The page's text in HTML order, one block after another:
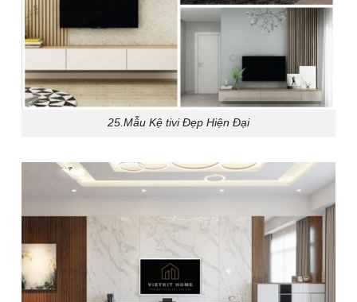
25.Mẫu Kệ tivi Đẹp Hiện Đại